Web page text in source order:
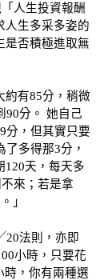
人生投資報酬
人生多采多姿的
是否積極進取無
約有85分，稍微
90分。 她自己
分，但其實只要
多得那3分，
120天，每天多
來；若是拿
」
法則，亦即
小時，只要花
時，你有兩種選